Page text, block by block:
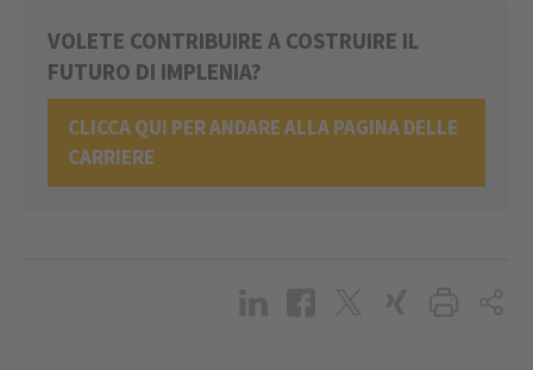
VOLETE CONTRIBUIRE A COSTRUIRE IL
FUTURO DI IMPLENIA?
CLICCA QUI PER ANDARE ALLA PAGINA DELLE
CARRIERE